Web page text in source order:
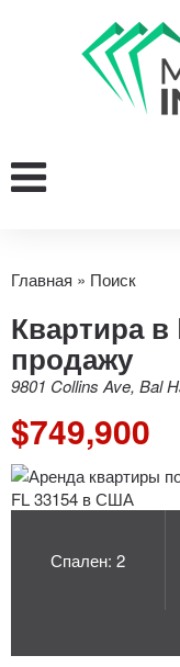
Главная » Поиск
Квартира
продажу
9801 Collins Ave, Bal
$749,900
Спален: 2